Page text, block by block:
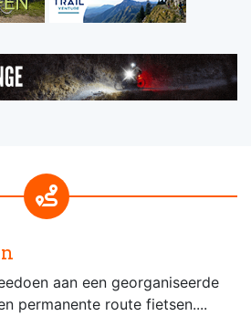
aan een georganiseerde
permanente route fietsen....